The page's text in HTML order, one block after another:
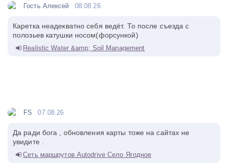
Гость Алексей 08.08.26
Каретка неадекватно себя ведёт. То после съезда с
полозьев катушки носом(форсункой)
Realistic Water &amp; Soil Management
FS 07.08.26
Да ради бога , обновления карты тоже на сайтах не
увидите .
Сеть маршрутов Autodrive Село Ягодное